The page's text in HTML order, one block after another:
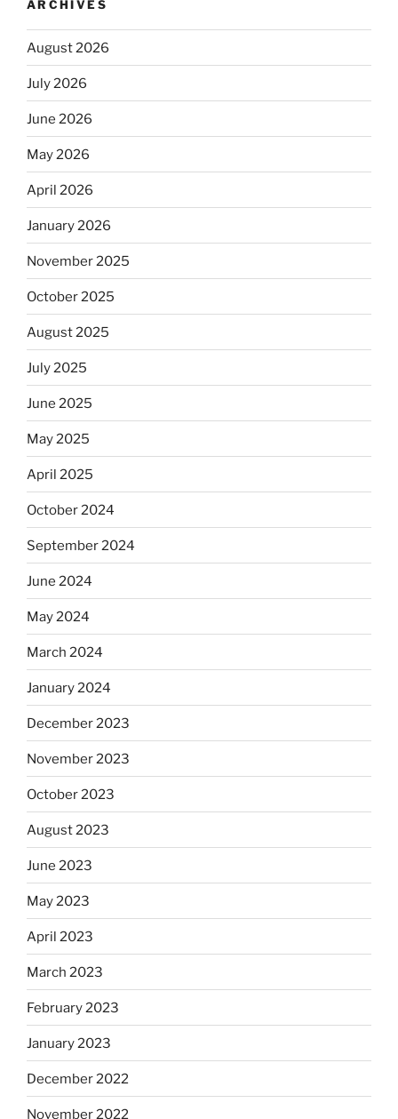
ARCHIVES
August 2026
July 2026
June 2026
May 2026
April 2026
January 2026
November 2025
October 2025
August 2025
July 2025
June 2025
May 2025
April 2025
October 2024
September 2024
June 2024
May 2024
March 2024
January 2024
December 2023
November 2023
October 2023
August 2023
June 2023
May 2023
April 2023
March 2023
February 2023
January 2023
December 2022
November 2022